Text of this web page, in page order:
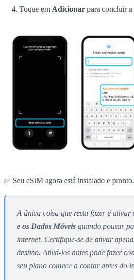
Toque em Adicionar para concluir
✅ Seu eSIM agora está instalado e pronto.
A única coisa que resta fazer é ativar
e os Dados Móveis quando pousar
internet. Certifique-se de ativar
destino. Ativá-los antes pode fazer
seu plano comece a contar antes do